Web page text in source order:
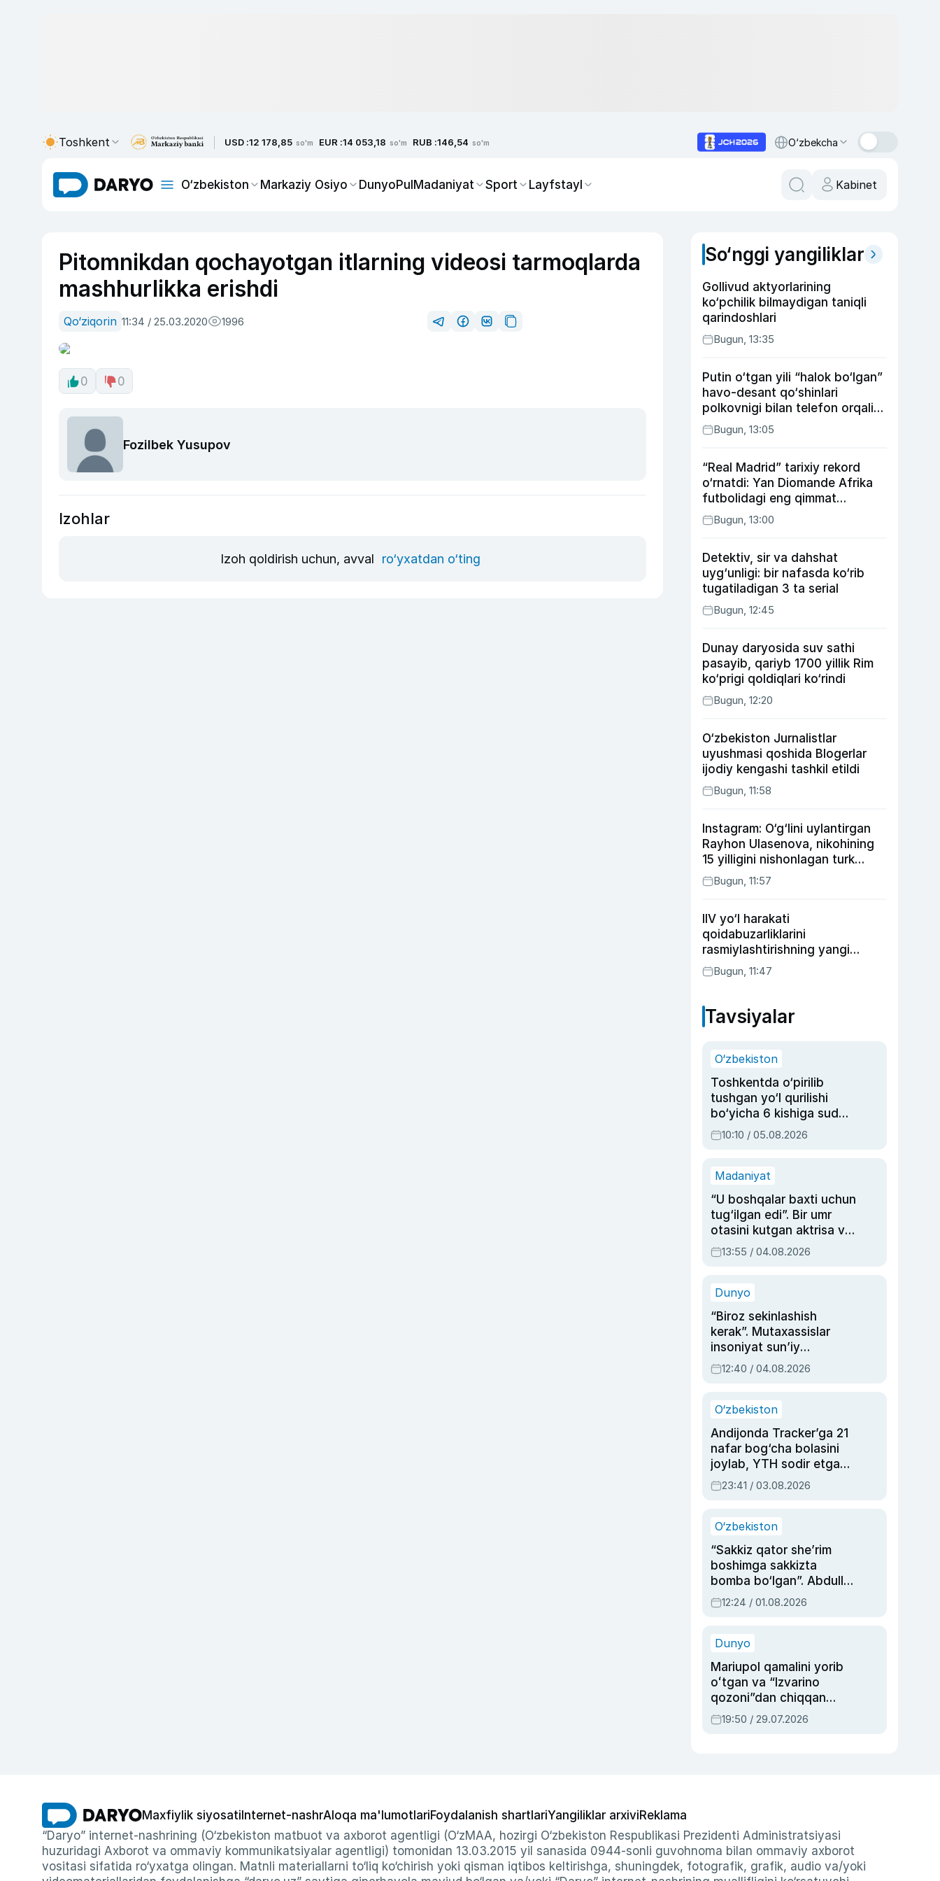
Toshkent USD :12 178,85 so'm EUR :14 053,18 so'm RUB :146,54 so'm O‘zbekcha
O‘zbekiston Markaziy Osiyo DunyoPulMadaniyat Sport Layfstayl Kabinet
Pitomnikdan qochayotgan itlarning videosi tarmoqlarda
mashhurlikka erishdi
Qo‘ziqorin 11:34 / 25.03.2020 1996
0 0
Fozilbek Yusupov
Izohlar
Izoh qoldirish uchun, avval ro‘yxatdan o‘ting
So‘nggi yangiliklar
Gollivud aktyorlarining
ko‘pchilik bilmaydigan taniqli
qarindoshlari
Bugun, 13:35
Putin o‘tgan yili “halok bo‘lgan”
havo-desant qo‘shinlari
polkovnigi bilan telefon orqali
suhbatlashdi
Bugun, 13:05
“Real Madrid” tarixiy rekord
o‘rnatdi: Yan Diomande Afrika
futbolidagi eng qimmat
transferga aylandi
Bugun, 13:00
Detektiv, sir va dahshat
uyg‘unligi: bir nafasda ko‘rib
tugatiladigan 3 ta serial
Bugun, 12:45
Dunay daryosida suv sathi
pasayib, qariyb 1700 yillik Rim
ko‘prigi qoldiqlari ko‘rindi
Bugun, 12:20
O‘zbekiston Jurnalistlar
uyushmasi qoshida Blogerlar
ijodiy kengashi tashkil etildi
Bugun, 11:58
Instagram: O‘g‘lini uylantirgan
Rayhon Ulasenova, nikohining
15 yilligini nishonlagan turk
aktyorlari va Kamelot qasriga
sayohat qilgan Zebo Rahimova
Bugun, 11:57
IIV yo‘l harakati
qoidabuzarliklarini
rasmiylashtirishning yangi
tartibini taklif qildi
Bugun, 11:47
Tavsiyalar
O‘zbekiston
Toshkentda o‘pirilib
tushgan yo‘l qurilishi
bo‘yicha 6 kishiga sud
hukmi o‘qildi
10:10 / 05.08.2026
Madaniyat
“U boshqalar baxti uchun
tug‘ilgan edi”. Bir umr
otasini kutgan aktrisa va
dublyaj ustasi Rimma
Ahmedovaning
13:55 / 04.08.2026
Dunyo
“Biroz sekinlashish
kerak”. Mutaxassislar
insoniyat sun’iy
intellektni boshqara
olmay qolishidan xavotir
12:40 / 04.08.2026
O‘zbekiston
Andijonda Tracker’ga 21
nafar bog‘cha bolasini
joylab, YTH sodir etgan
ayolga sud hukmi o‘qildi
23:41 / 03.08.2026
O‘zbekiston
“Sakkiz qator she’rim
boshimga sakkizta
bomba bo‘lgan”. Abdulla
Oripovni siyosiy
ayblovlardan asrab
12:24 / 01.08.2026
Dunyo
Mariupol qamalini yorib
oʻtgan va “Izvarino
qozoni”dan chiqqan
qahramon — Ukraina
armiyasi bosh
19:50 / 29.07.2026
Maxfiylik siyosati Internet-nashrAloqa ma'lumotlariFoydalanish shartlariYangiliklar arxiviReklama
“Daryo” internet-nashrining (O‘zbekiston matbuot va axborot agentligi (O‘zMAA, hozirgi O‘zbekiston Respublikasi Prezidenti Administratsiyasi
huzuridagi Axborot va ommaviy kommunikatsiyalar agentligi) tomonidan 13.03.2015 yil sanasida 0944-sonli guvohnoma bilan ommaviy axborot
vositasi sifatida ro‘yxatga olingan. Matnli materiallarni to‘liq ko‘chirish yoki qisman iqtibos keltirishga, shuningdek, fotografik, grafik, audio va/yoki